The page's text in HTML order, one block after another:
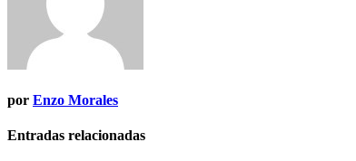
por Enzo Morales
Entradas relacionadas